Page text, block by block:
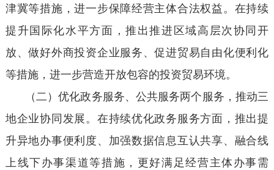
津冀等措施，进一步保障经营主体合法权益。在持续
提升国际化水平方面，推出推进区域高层次协同开
放、做好外商投资企业服务、促进贸易自由化便利化
等措施，进一步营造开放包容的投资贸易环境。
（二）优化政务服务、公共服务两个服务，推动三
地企业协同发展。在持续优化政务服务方面，推出提
升异地办事便利度、加强数据信息互认共享、融合线
上线下办事渠道等措施，更好满足经营主体办事需